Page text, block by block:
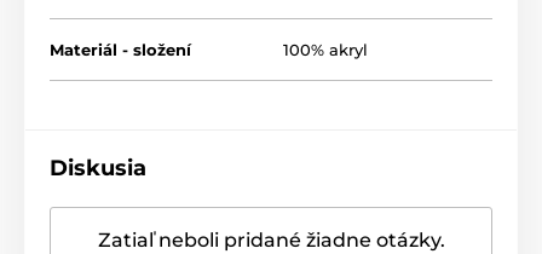
Materiál - složení 100% akryl
Diskusia
Zatiaľ neboli pridané žiadne otázky.